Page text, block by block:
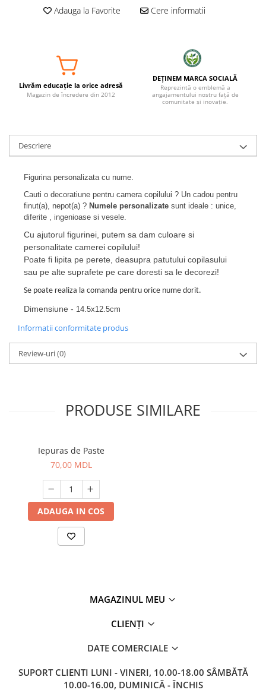
Adauga la Favorite Cere informatii
Livrăm educație la orice adresă
Magazin de încredere din 2012
DEȚINEM MARCA SOCIALĂ
Reprezintă o emblemă a
angajamentului nostru față de
comunitate și inovație.
Descriere
Figurina personalizata cu nume.
Cauti o decoratiune pentru camera copilului ? Un cadou pentru
finut(a), nepot(a) ? Numele personalizate sunt ideale : unice,
diferite , ingenioase si vesele.
Cu ajutorul figurinei, putem sa dam culoare si
personalitate camerei copilului!
Poate fi lipita pe perete, deasupra patutului copilasului
sau pe alte suprafete pe care doresti sa le decorezi!
Se poate realiza la comanda pentru orice nume dorit.
Dimensiune - 14.5x12.5cm
Informatii conformitate produs
Review-uri(0)
PRODUSE SIMILARE
Iepuras de Paste
70,00 MDL
ADAUGA IN COS
MAGAZINUL MEU
CLIENȚI
DATE COMERCIALE
SUPORT CLIENTI LUNI - VINERI, 10.00-18.00 SÂMBĂTĂ
10.00-16.00, DUMINICĂ - ÎNCHIS